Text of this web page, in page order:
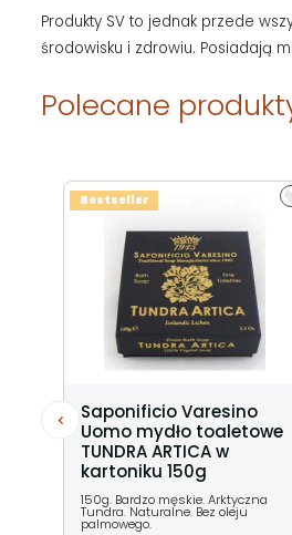
Produkty SV to jednak przede
środowisku i zdrowiu. Posiadają
Polecane
Saponificio Varesino
Uomo mydło toaletowe
TUNDRA ARTICA w
kartoniku 150g
150g. Bardzo męskie. Arktyczna
Tundra. Naturalne. Bez oleju
palmowego.
Bestseller